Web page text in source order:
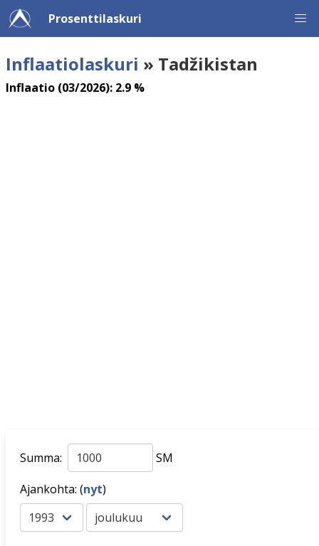
Prosenttilaskuri
Inflaatiolaskuri » Tadžikistan
Inflaatio (03/2026): 2.9 %
Summa:
SM
Ajankohta: (nyt)